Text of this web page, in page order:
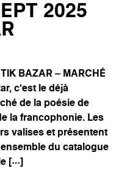
2025
BAZAR – MARCHÉ
c’est le déjà
de la poésie de
la francophonie. Les
valises et présentent
du catalogue
[…]